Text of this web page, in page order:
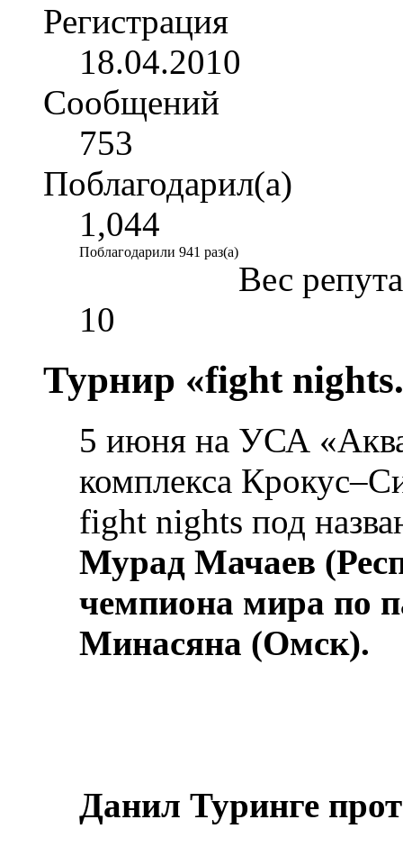
Регистрация
18.04.2010
Сообщений
753
Поблагодарил(а)
1,044
Поблагодарили 941 раз(а)
Вес
10
Турнир «fight
5 июня на УСА
комплекса
fight nights под
Мурад Мачаев
чемпиона мира по
Минасяна (Омск).
Данил Туринге